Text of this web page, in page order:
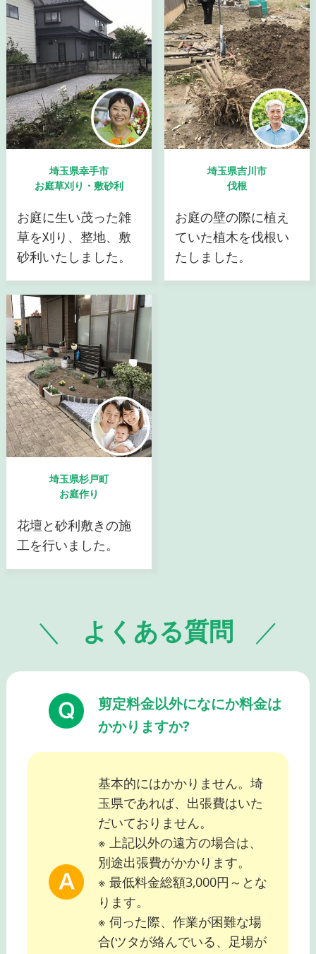
埼玉県幸手市
お庭草刈り・敷砂利
お庭に生い茂った雑
草を刈り、整地、敷
砂利いたしました。
埼玉県吉川市
伐根
お庭の壁の際に植え
ていた植木を伐根い
たしました。
埼玉県杉戸町
お庭作り
花壇と砂利敷きの施
工を行いました。
よくある質問
剪定料金以外になにか料金は
かかりますか?
基本的にはかかりません。埼
玉県であれば、出張費はいた
だいておりません。
※ 上記以外の遠方の場合は、
別途出張費がかかります。
※ 最低料金総額3,000円～とな
ります。
※ 伺った際、作業が困難な場
合(ツタが絡んでいる、足場が